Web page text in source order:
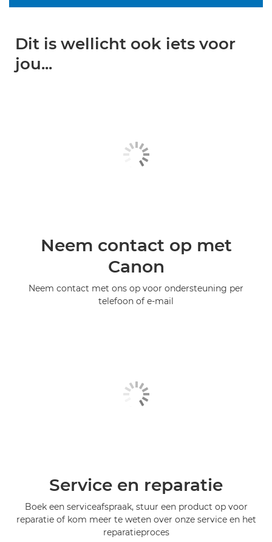
Dit is wellicht ook iets voor
jou...
Neem contact op met
Canon
Neem contact met ons op voor ondersteuning per
telefoon of e-mail
Service en reparatie
Boek een serviceafspraak, stuur een product op voor
reparatie of kom meer te weten over onze service en het
reparatieproces